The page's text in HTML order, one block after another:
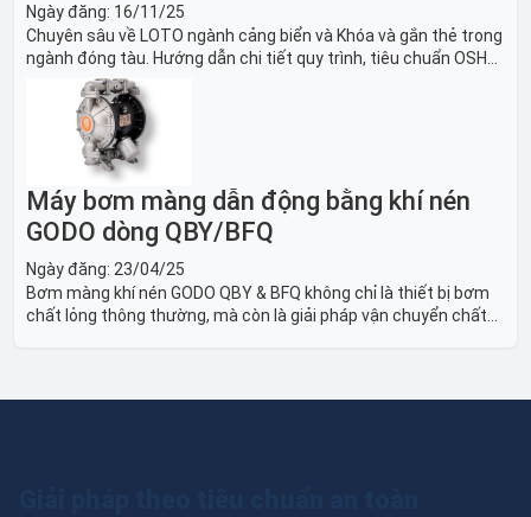
Ngày đăng: 16/11/25
Chuyên sâu về LOTO ngành cảng biển và Khóa và gắn thẻ trong
ngành đóng tàu. Hướng dẫn chi tiết quy trình, tiêu chuẩn OSHA,
thiết bị và Giải pháp LOTO trong công nghiệp đóng tàu toàn
Máy bơm màng dẫn động bằng khí nén
GODO dòng QBY/BFQ
Ngày đăng: 23/04/25
Bơm màng khí nén GODO QBY & BFQ không chỉ là thiết bị bơm
chất lỏng thông thường, mà còn là giải pháp vận chuyển chất